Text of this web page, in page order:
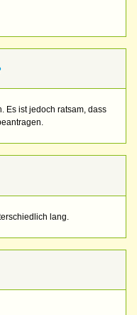
Es ist jedoch ratsam, dass
lang.